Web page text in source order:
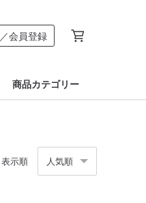
会員登録
商品カテゴリー
表示順 人気順